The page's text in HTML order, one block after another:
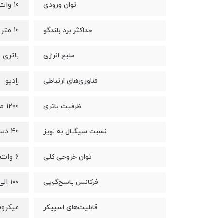
توان ورودی ۱۰ وات
حداکثر برد بلندگو ۱۰ متر
منبع انرژی باتری
فناوری‌های ارتباطی رادیو
ظرفیت باتری ۱۲۰۰ میلی آمپر ساعت
نسبت سیگنال به نویز ۴۰ دسی بل
توان خروجی کلی ۶ وات
فرکانس پاسخ‌گویی ۱۰۰ الی ۱۸۰۰۰ هرتز
قابلیت‌های اسپیکر